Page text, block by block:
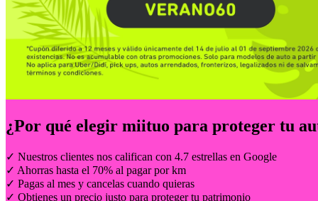
¿Por qué elegir miituo para proteger tu
✓ Nuestros clientes nos califican con 4.7 estrellas en Google
✓ Ahorras hasta el 70% al pagar por km
✓ Pagas al mes y cancelas cuando quieras
✓ Obtienes un precio justo para proteger tu patrimonio